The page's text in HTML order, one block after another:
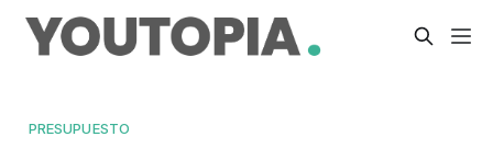
PRESUPUESTO